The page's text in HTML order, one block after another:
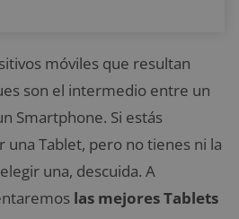
móviles que resultan
son el intermedio entre un
Smartphone. Si estás
una Tablet, pero no tienes ni la
una, descuida. A
las mejores Tablets